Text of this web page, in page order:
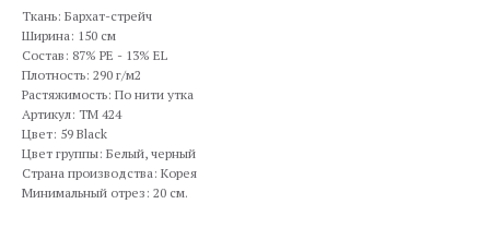
Ткань: Бархат-стрейч
Ширина: 150 см
Состав: 87% PE - 13% EL
Плотность: 290 г/м2
Растяжимость: По нити утка
Артикул: TM 424
Цвет: 59 Black
Цвет группы: Белый, черный
Страна производства: Корея
Минимальный отрез: 20 см.